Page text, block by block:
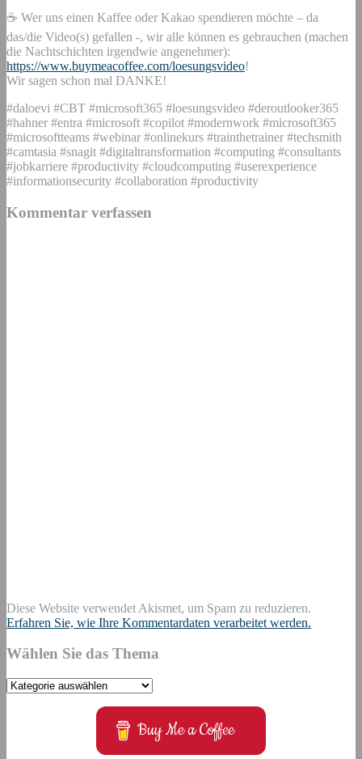
☕ Wer uns einen Kaffee oder Kakao spendieren möchte – da
das/die Video(s) gefallen -, wir alle können es gebrauchen (machen
die Nachtschichten irgendwie angenehmer):
https://www.buymeacoffee.com/loesungsvideo!
Wir sagen schon mal DANKE!
#daloevi #CBT #microsoft365 #loesungsvideo #deroutlooker365
#hahner #entra #microsoft #copilot #modernwork #microsoft365
#microsoftteams #webinar #onlinekurs #trainthetrainer #techsmith
#camtasia #snagit #digitaltransformation #computing #consultants
#jobkarriere #productivity #cloudcomputing #userexperience
#informationsecurity #collaboration #productivity
Kommentar verfassen
Diese Website verwendet Akismet, um Spam zu reduzieren.
Erfahren Sie, wie Ihre Kommentardaten verarbeitet werden.
Wählen Sie das Thema
Wählen
Buy Me a Coffee